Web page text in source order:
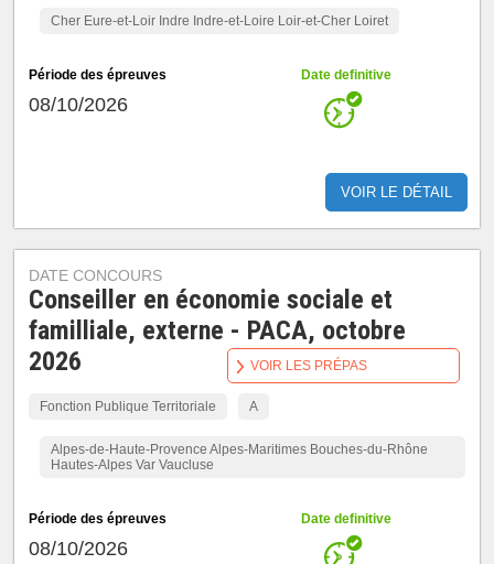
Cher Eure-et-Loir Indre Indre-et-Loire Loir-et-Cher Loiret
Période des épreuves
08/10/2026
Date definitive
VOIR LE DÉTAIL
DATE CONCOURS
Conseiller en économie sociale et
familliale, externe - PACA, octobre
2026
Fonction Publique Territoriale A
Alpes-de-Haute-Provence Alpes-Maritimes Bouches-du-Rhône
Hautes-Alpes Var Vaucluse
Période des épreuves
08/10/2026
Date definitive
VOIR LES PRÉPAS